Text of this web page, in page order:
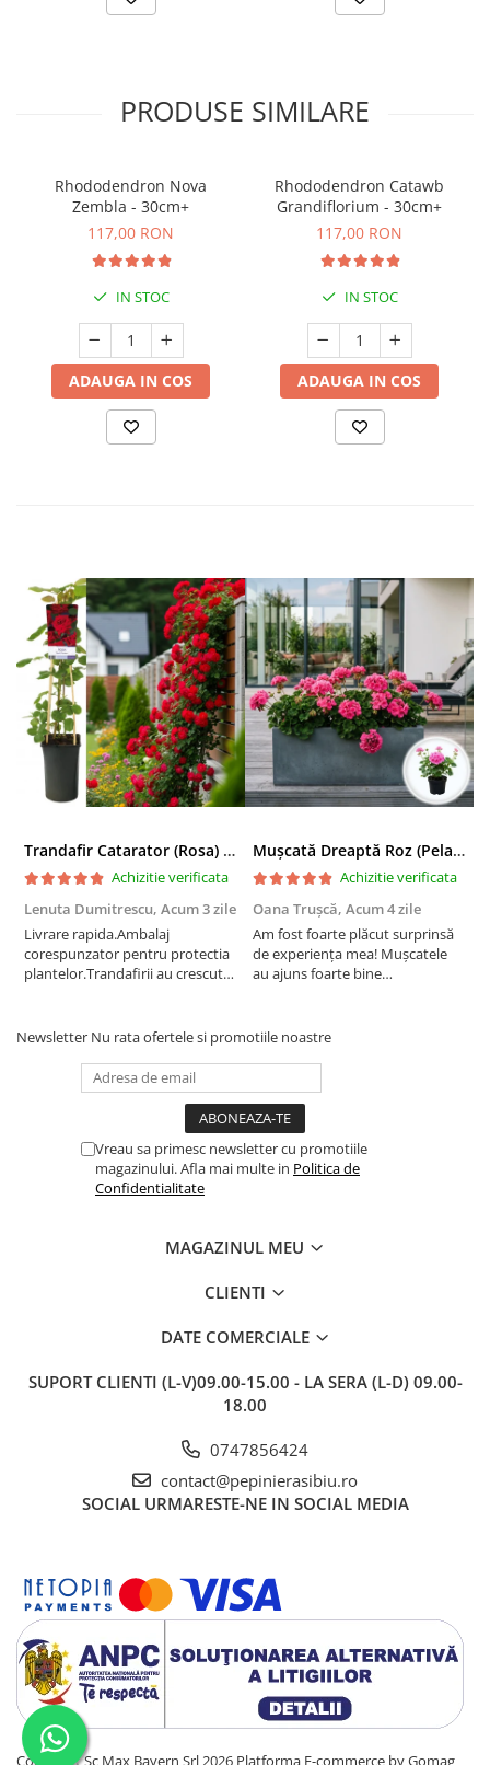
PRODUSE SIMILARE
Rhododendron Nova
Zembla - 30cm+
117,00 RON
IN STOC
ADAUGA IN COS
Rhododendron Catawb
Grandiflorium - 30cm+
117,00 RON
IN STOC
ADAUGA IN COS
Trandafir Catarator (Rosa) Red Climber - 75cm
Achizitie verificata
Lenuta Dumitrescu, Acum 3 zile
Livrare rapida.Ambalaj
corespunzator pentru protectia
plantelor.Trandafirii au crescut
Mușcată Dreaptă Roz (Pelargonium Zonale)
Achizitie verificata
Oana Trușcă, Acum 4 zile
Am fost foarte plăcut surprinsă
de experiența mea! Mușcatele
au ajuns foarte bine
transportului. Se vede că au fost
Newsletter Nu rata ofertele si promotiile noastre
Vreau sa primesc newsletter cu promotiile
magazinului. Afla mai multe in Politica de
Confidentialitate
MAGAZINUL MEU
CLIENTI
DATE COMERCIALE
SUPORT CLIENTI (L-V)09.00-15.00 - LA SERA (L-D) 09.00-
18.00
0747856424
contact@pepinierasibiu.ro
SOCIAL URMARESTE-NE IN SOCIAL MEDIA
Copyright Sc Max Bayern Srl 2026 Platforma E-commerce by Gomag